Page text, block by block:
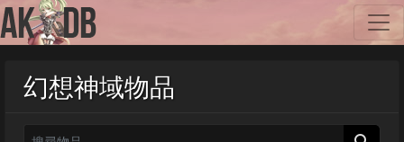
幻想神域物品